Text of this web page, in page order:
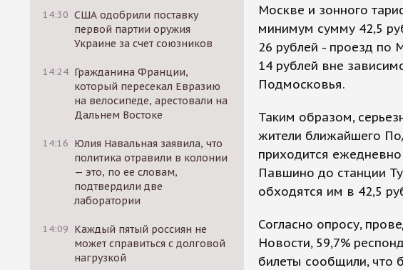
14:30 США одобрили поставку
первой партии оружия
Украине за счет союзников
14:24 Гражданина Франции,
который пересекал Евразию
на велосипеде, арестовали на
Дальнем Востоке
14:16 Юлия Навальная заявила, что
политика отравили в колонии
— это, по ее словам,
подтвердили две
лаборатории
14:09 Каждый пятый россиян не
может справиться с долговой
нагрузкой
Москве и зонного
минимум сумму 42,5
26 рублей - проезд по
14 рублей вне
Подмосковья.
Таким образом,
жители ближайшего
приходится ежедневно
Павшино до станции
обходятся им в 42,5
Согласно опросу,
Новости, 59,7%
билеты сообщили, что